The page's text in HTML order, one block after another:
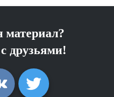
материал?
друзьями!